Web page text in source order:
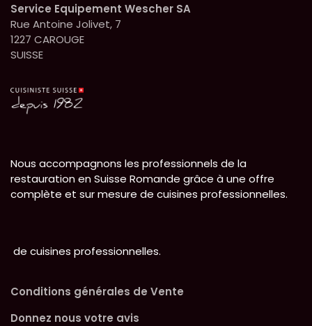
Service Equipement Wescher SA
Rue Antoine Jolivet, 7
1227 CAROUGE
SUISSE
Nous accompagnons les professionnels de la
restauration en Suisse Romande grâce à une offre
complète et sur mesure de cuisines professionnelles.
de cuisines professionnelles.
Conditions générales de Vente
Donnez nous votre avis